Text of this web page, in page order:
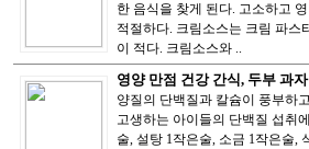
한 음식을 찾게 된다. 고소하고
적절하다. 크림소스는 크림 파스
이 적다. 크림소스와 ..
영양 만점 건강 간식, 두부 과자
양질의 단백질과 칼슘이 풍부하
고생하는 아이들의 단백질 섭취
술, 설탕 1작은술, 소금 1작은술,